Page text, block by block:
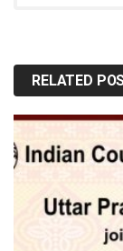
RELATED